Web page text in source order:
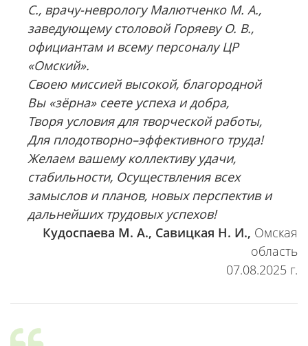
С., врачу-неврологу Малютченко М. А.,
заведующему столовой Горяеву О. В.,
официантам и всему персоналу ЦР
«Омский».
Своею миссией высокой, благородной
Вы «зёрна» сеете успеха и добра,
Творя условия для творческой работы,
Для плодотворно–эффективного труда!
Желаем вашему коллективу удачи,
стабильности, Осуществления всех
замыслов и планов, новых перспектив и
дальнейших трудовых успехов!
Кудоспаева М. А., Савицкая Н. И., Омская
область
07.08.2025 г.